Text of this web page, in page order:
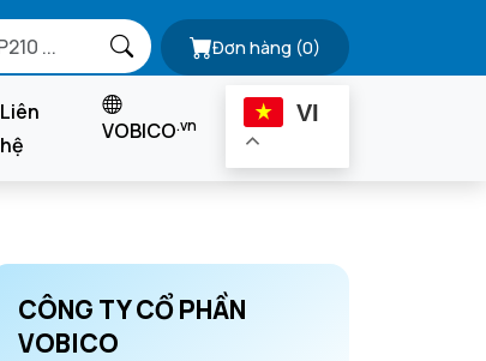
Đơn hàng (0)
Liên
hệ
VOBICO.vn VI
CÔNG TY CỔ PHẦN
VOBICO